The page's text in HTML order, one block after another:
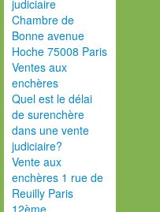
judiciaire
Chambre de
Bonne avenue
Hoche 75008 Paris
Ventes aux
enchères
Quel est le délai
de surenchère
dans une vente
judiciaire?
Vente aux
enchères 1 rue de
Reuilly Paris
12ème